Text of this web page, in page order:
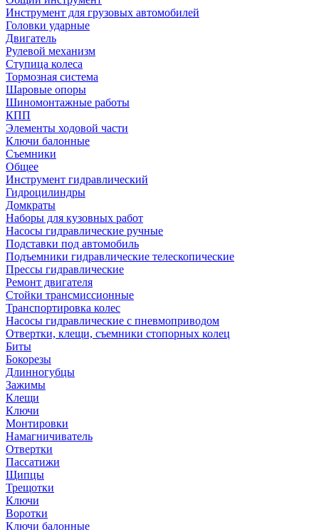
Инструмент для грузовых автомобилей
Головки ударные
Двигатель
Рулевой механизм
Ступица колеса
Тормозная система
Шаровые опоры
Шиномонтажные работы
КПП
Элементы ходовой части
Ключи балонные
Съемники
Общее
Инструмент гидравлический
Гидроцилиндры
Домкраты
Наборы для кузовных работ
Насосы гидравлические ручные
Подставки под автомобиль
Подъемники гидравлические телескопические
Прессы гидравлические
Ремонт двигателя
Стойки трансмиссионные
Транспортировка колес
Насосы гидравлические с пневмоприводом
Отвертки, клещи, съемники стопорных колец
Биты
Бокорезы
Длинногубцы
Зажимы
Клещи
Ключи
Монтировки
Намагничиватель
Отвертки
Пассатижи
Щипцы
Трещотки
Ключи
Воротки
Ключи балонные